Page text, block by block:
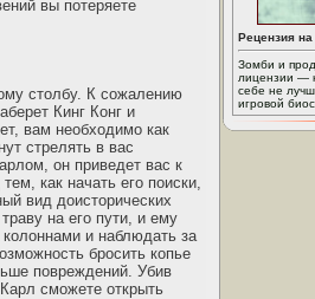
вы потеряете
столбу. К сожалению
Кинг Конг и
вам необходимо как
стрелять в вас
он приведет вас к
как начать его поиски,
вид доисторических
на его пути, и ему
и наблюдать за
бросить копье
повреждений. Убив
сможете открыть
Рецензия на
Зомби и
лицензии —
себе не
игровой